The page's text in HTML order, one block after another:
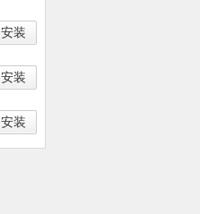
安装
安装
安装